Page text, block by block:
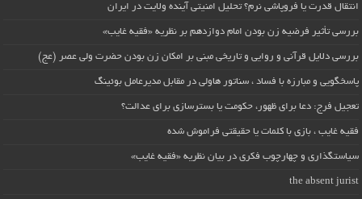
انتقال قدرت یا فروپاشی نرم؟ تحلیل امنیتی آینده ولایت در ایران
بررسی تأثیر فرضیه زن بودن امام دوازدهم بر نظریه «فقیه غایب»
بررسی دلایل قرآنی و روایی و تاریخی مبنی بر امکان زن بودن حضرت ولی عصر (عج)
پاسخگویی و مبارزه با فساد ، سناتور هاولی در مقابل مدیرعامل بوئینگ
تعجیل فرج: دعا برای ظهور، حکومت یا بسترسازی برای عدالت؟
فقیه غایب ، بازی با کلمات یا حقیقتی فراموش شده
سیاستگذاری و چهارچوب فکری در بیان نظریه «فقیه غایب»
the absent jurist